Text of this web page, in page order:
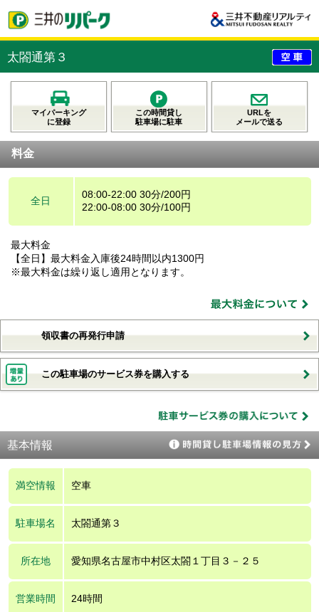
太閤通第３
マイパーキング
に登録
この時間貸し
駐車場に駐車
URLを
メールで送る
料金
全日
08:00-22:00 30分/200円
22:00-08:00 30分/100円
最大料金
【全日】最大料金入庫後24時間以内1300円
※最大料金は繰り返し適用となります。
領収書の再発行申請
この駐車場のサービス券を購入する
基本情報
満空情報 空車
駐車場名 太閤通第３
所在地 愛知県名古屋市中村区太閤１丁目３－２５
営業時間 24時間